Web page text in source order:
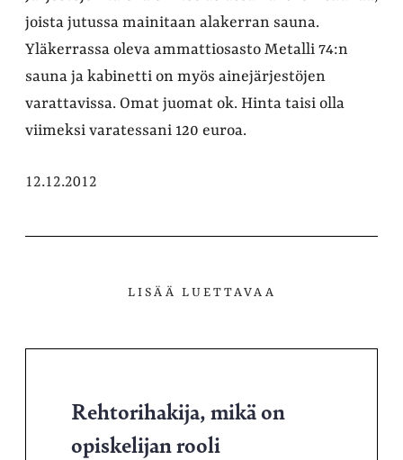
joista jutussa mainitaan alakerran sauna.
Yläkerrassa oleva ammattiosasto Metalli 74:n
sauna ja kabinetti on myös ainejärjestöjen
varattavissa. Omat juomat ok. Hinta taisi olla
viimeksi varatessani 120 euroa.
12.12.2012
LISÄÄ LUETTAVAA
Rehtorihakija, mikä on
opiskelijan rooli